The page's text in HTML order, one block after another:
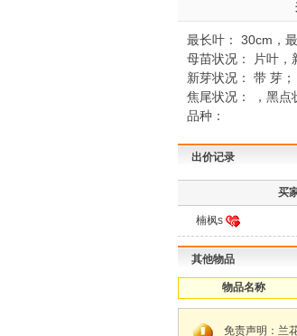
最长叶： 30cm，
母苗状况： 片叶，
新芽状况： 带 芽；
焦尾状况： ，黑点
品种：
出价记录
买
楠枫s
其他物品
物品名称
免责声明：兰